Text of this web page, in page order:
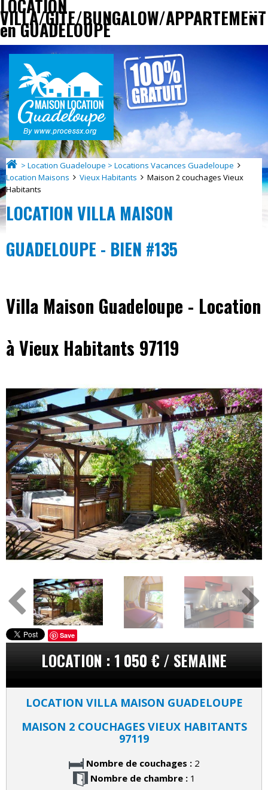
LOCATION
VILLA/GITE/BUNGALOW/APPARTEMENT
en GUADELOUPE
> Location Guadeloupe > Locations Vacances Guadeloupe
Location Maisons
Vieux Habitants
Maison 2 couchages Vieux
Habitants
LOCATION VILLA MAISON
GUADELOUPE - BIEN #135
Villa Maison Guadeloupe - Location
à Vieux Habitants 97119
Save
LOCATION : 1 050 € / SEMAINE
LOCATION VILLA MAISON GUADELOUPE
MAISON 2 COUCHAGES VIEUX HABITANTS
97119
Nombre de couchages :2
Nombre de chambre :1